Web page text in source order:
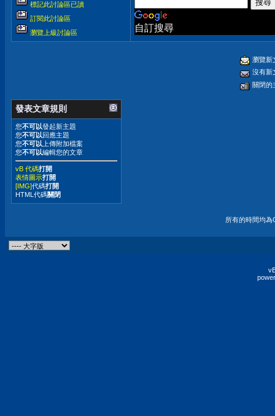
標記此討論區已讀
訂閱此討論區
瀏覽上級討論區
自訂搜尋
瀏覽新
沒有新
關閉的
發表文章規則
您不可以發起新主題
您不可以回應主題
您不可以 上傳附加檔案
您不可以編輯您的文章
vB 代碼打開
表情圖示打開
[IMG]代碼打開
HTML代碼關閉
所有的時間均為